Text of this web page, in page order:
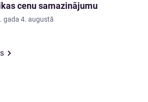
cenu samazinājumu
gada 4. augustā